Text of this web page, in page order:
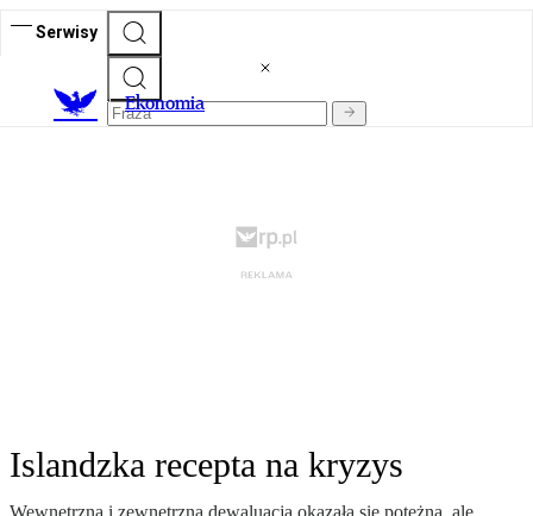
Serwisy
Ekonomia
Islandzka recepta na kryzys
Wewnętrzna i zewnętrzna dewaluacja okazała się potężną, ale